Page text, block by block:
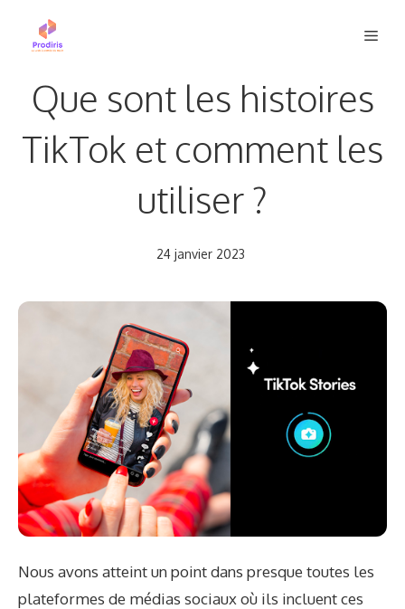
Que sont les histoires
TikTok et comment les
utiliser ?
24 janvier 2023
Nous avons atteint un point dans presque toutes les
plateformes de médias sociaux où ils incluent ces